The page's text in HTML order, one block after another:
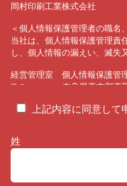
岡村印刷工業株式会社
＜個人情報保護管理者の職名
当社は、個人情報保護管理責
し、個人情報の漏えい、滅失
経営管理室 個人情報保護管
〒635-0143 奈良県高市郡高取
利用いたします。
当社は、以下の場合を除き、
上記内容に同意して
姓